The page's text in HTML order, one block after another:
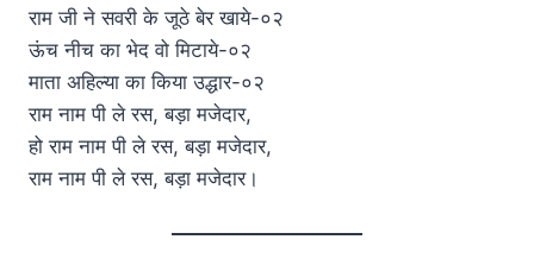
राम जी ने सवरी के जूठे बेर खाये-०२
ऊंच नीच का भेद वो मिटाये-०२
माता अहिल्या का किया उद्धार-०२
राम नाम पी ले रस, बड़ा मजेदार,
हो राम नाम पी ले रस, बड़ा मजेदार,
राम नाम पी ले रस, बड़ा मजेदार।